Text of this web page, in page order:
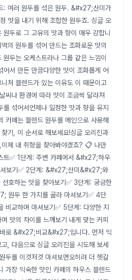
: 여러 원두를 섞은 원두. &#x27;산미가
맛을 내기 위해 조합한 원두죠. 싱글 오
원두로 그 고유의 맛과 향이 매우 강합니
의 원두를 섞어 만드는 조화로운 맛의
두는 오케스트라나 그룹 같은 느낌이
어서 만든 만큼다양한 맛이 조화롭게 어
처 블렌드가 있는 이유도 이 때문이고
씨나 환경에 따라 맛이 조금씩 달라져
섞어서언제나 일정한 맛과 향을 유지
카페는 블렌드 원두를 메인으로 사용해
기, 이 순서로 해보세요!싱글 오리진과
제 내 취향을 찾아봐야겠죠? 📋 나만
트✅ 1단계: 주변 카페에서 &#x27;하우
보기✅ 2단계: &#x27;산미&#x27;와
호하는 맛을 찾아보기✅ 3단계: 궁금한
원두 한 가지를 골라 마셔보기✅ 4단
비교하며 마셔보기✅ 5단계: 다양한 지
맛의 차이를 느껴보기 내게 맞는 커피
로 &#x27;비교&#x27;입니다. 먼저 익
, 다음으로 싱글 오리진을 시도해 보세
두를 이것저것 마셔보면오히려 더 헷갈
가장 익숙한 맛인 카페의 하우스 블렌드